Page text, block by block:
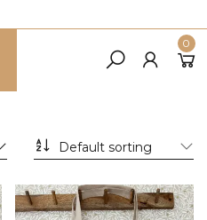
0
Default sorting